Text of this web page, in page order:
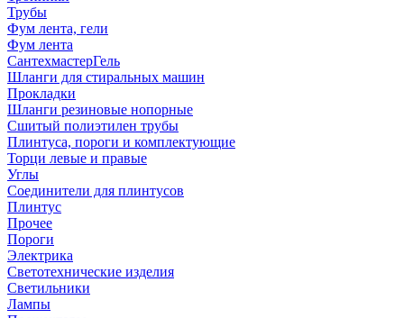
Трубы
Фум лента, гели
Фум лента
СантехмастерГель
Шланги для стиральных машин
Прокладки
Шланги резиновые нопорные
Сшитый полиэтилен трубы
Плинтуса, пороги и комплектующие
Торци левые и правые
Углы
Соединители для плинтусов
Плинтус
Прочее
Пороги
Электрика
Светотехнические изделия
Светильники
Лампы